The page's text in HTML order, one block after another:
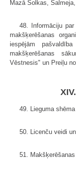
Mazā Solkas,
48. Informāciju
makšķerēšanas
iespējām
makšķerēšanas
Vēstnesis" un Preiļu
49. Lieguma
50. Licenču veidi
51.